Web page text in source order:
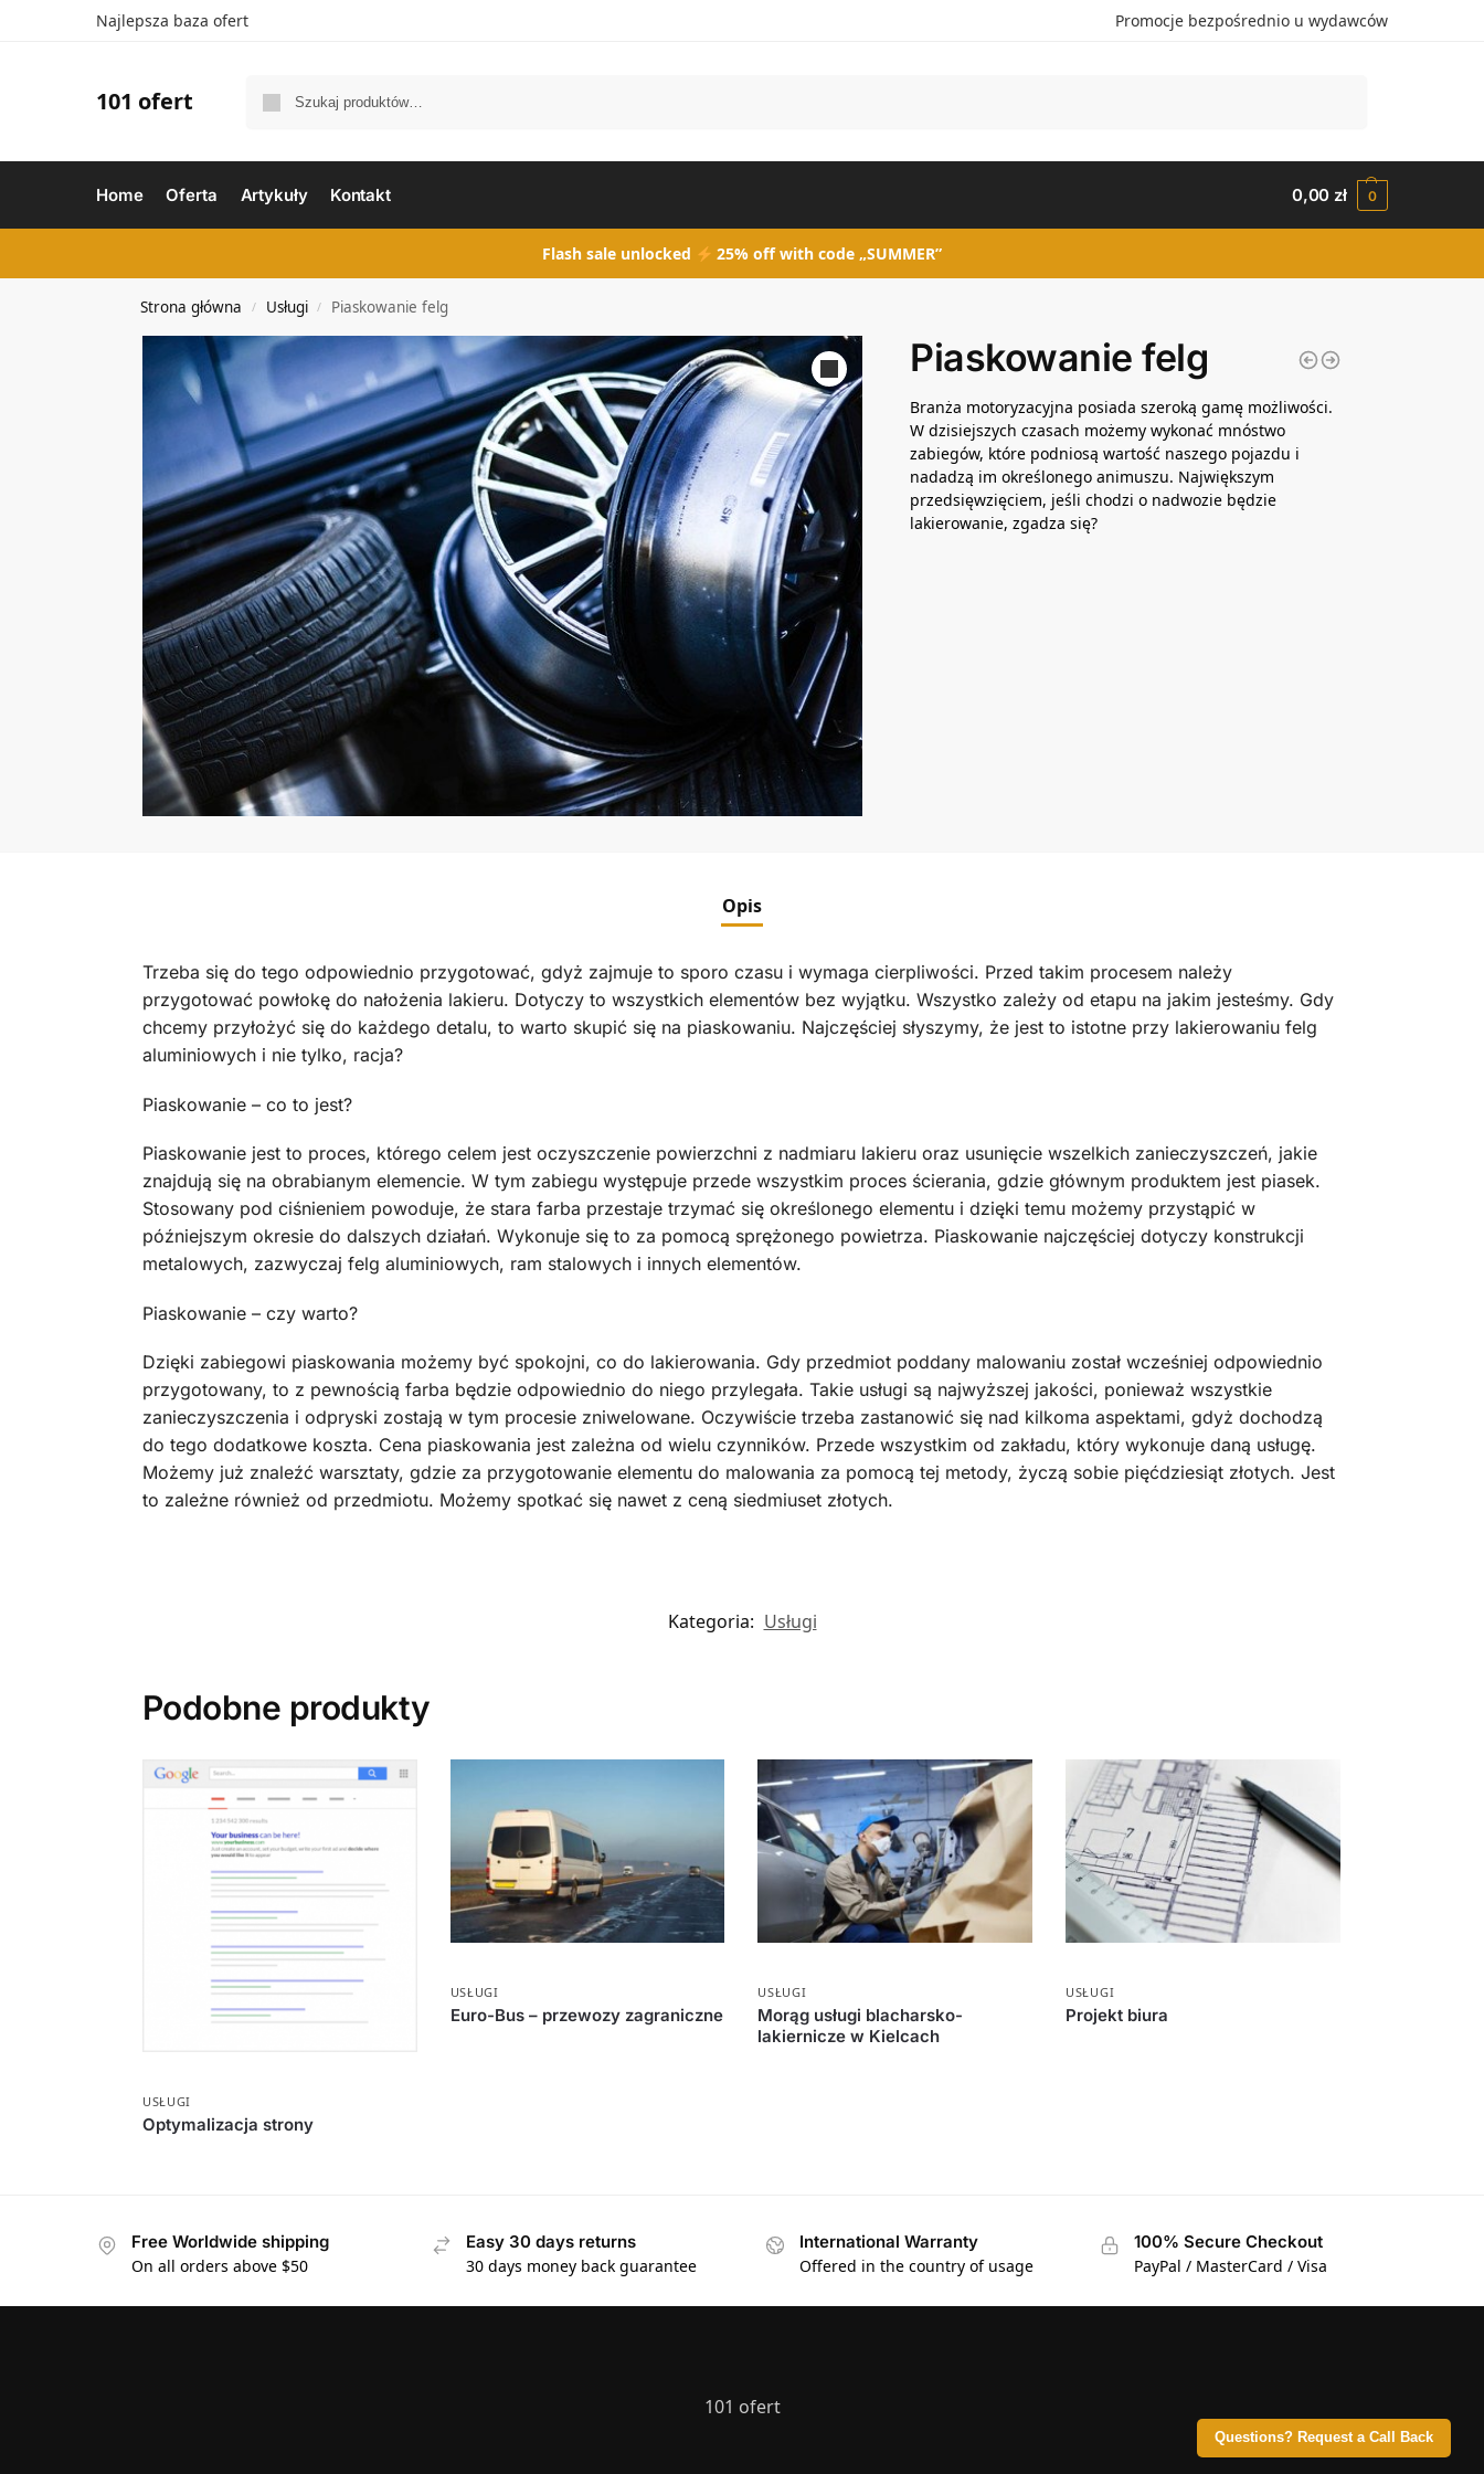
Najlepsza baza ofert Promocje bezpośrednio u wydawców
101 ofert
Home Oferta Artykuły Kontakt 0,00zł 0
Flash sale unlocked 25% off with code „SUMMER”
Strona główna / Usługi / Piaskowanie felg
Piaskowanie felg
Branża motoryzacyjna posiada szeroką gamę możliwości.
W dzisiejszych czasach możemy wykonać mnóstwo
zabiegów, które podniosą wartość naszego pojazdu i
nadadzą im określonego animuszu. Największym
przedsięwzięciem, jeśli chodzi o nadwozie będzie
lakierowanie, zgadza się?
Questions? Request a Call Back
Opis
Trzeba się do tego odpowiednio przygotować, gdyż zajmuje to sporo czasu i wymaga cierpliwości. Przed takim procesem należy
przygotować powłokę do nałożenia lakieru. Dotyczy to wszystkich elementów bez wyjątku. Wszystko zależy od etapu na jakim jesteśmy. Gdy
chcemy przyłożyć się do każdego detalu, to warto skupić się na piaskowaniu. Najczęściej słyszymy, że jest to istotne przy lakierowaniu felg
aluminiowych i nie tylko, racja?
Piaskowanie – co to jest?
Piaskowanie jest to proces, którego celem jest oczyszczenie powierzchni z nadmiaru lakieru oraz usunięcie wszelkich zanieczyszczeń, jakie
znajdują się na obrabianym elemencie. W tym zabiegu występuje przede wszystkim proces ścierania, gdzie głównym produktem jest piasek.
Stosowany pod ciśnieniem powoduje, że stara farba przestaje trzymać się określonego elementu i dzięki temu możemy przystąpić w
późniejszym okresie do dalszych działań. Wykonuje się to za pomocą sprężonego powietrza. Piaskowanie najczęściej dotyczy konstrukcji
metalowych, zazwyczaj felg aluminiowych, ram stalowych i innych elementów.
Piaskowanie – czy warto?
Dzięki zabiegowi piaskowania możemy być spokojni, co do lakierowania. Gdy przedmiot poddany malowaniu został wcześniej odpowiednio
przygotowany, to z pewnością farba będzie odpowiednio do niego przylegała. Takie usługi są najwyższej jakości, ponieważ wszystkie
zanieczyszczenia i odpryski zostają w tym procesie zniwelowane. Oczywiście trzeba zastanowić się nad kilkoma aspektami, gdyż dochodzą
do tego dodatkowe koszta. Cena piaskowania jest zależna od wielu czynników. Przede wszystkim od zakładu, który wykonuje daną usługę.
Możemy już znaleźć warsztaty, gdzie za przygotowanie elementu do malowania za pomocą tej metody, życzą sobie pięćdziesiąt złotych. Jest
to zależne również od przedmiotu. Możemy spotkać się nawet z ceną siedmiuset złotych.
Kategoria: Usługi
Podobne produkty
USŁUGI
Optymalizacja strony
USŁUGI
Euro-Bus – przewozy zagraniczne
USŁUGI
Morąg usługi blacharsko-
lakiernicze w Kielcach
USŁUGI
Projekt biura
Free Worldwide shipping
On all orders above $50
Easy 30 days returns
30 days money back guarantee
International Warranty
Offered in the country of usage
100% Secure Checkout
PayPal / MasterCard / Visa
101 ofert